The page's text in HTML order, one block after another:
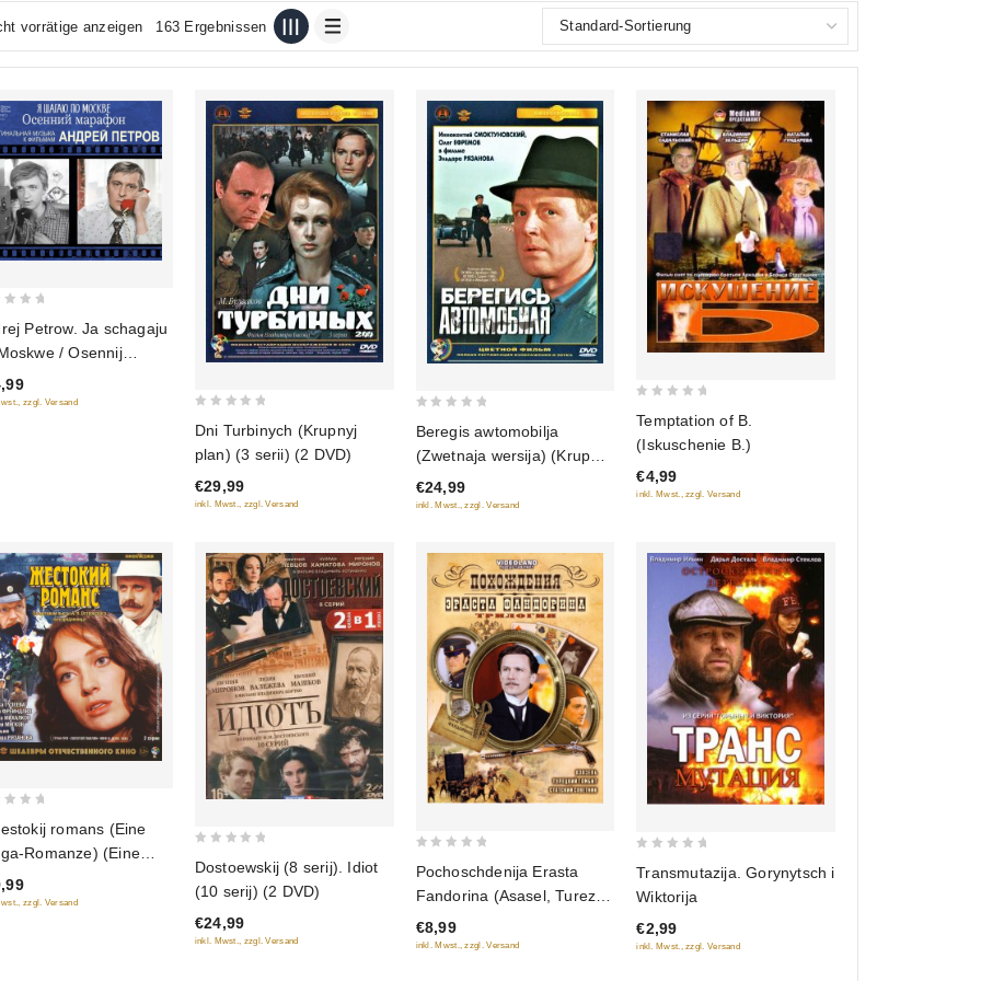
vorrätige anzeigen 163 Ergebnissen
Petrow. Ja schagaju
/ Osennij
Originalnaja
k filmam
zzgl. Versand
of
5
Dni Turbinych (Krupnyj
plan) (3 serii) (2 DVD)
€29,99
inkl. Mwst., zzgl. Versand
of
5
Beregis awtomobilja
(Zwetnaja wersija) (Krupnyj
plan) (2 DVD)
€24,99
inkl. Mwst., zzgl. Versand
of
5
Temptation of B.
(Iskuschenie B.)
€4,99
inkl. Mwst., zzgl. Versand
romans (Eine
Romanze) (Eine
Romanze) (Blu-Ray)
zzgl. Versand of
5
Dostoewskij (8 serij). Idiot
(10 serij) (2 DVD)
€24,99
inkl. Mwst., zzgl. Versand
of
5
Pochoschdenija Erasta
Fandorina (Asasel, Turezkij
gambit, Statskij Sowetnik)
€8,99
inkl. Mwst., zzgl. Versand
of
5
Transmutazija. Gorynytsch i
Wiktorija
€2,99
inkl. Mwst., zzgl. Versand